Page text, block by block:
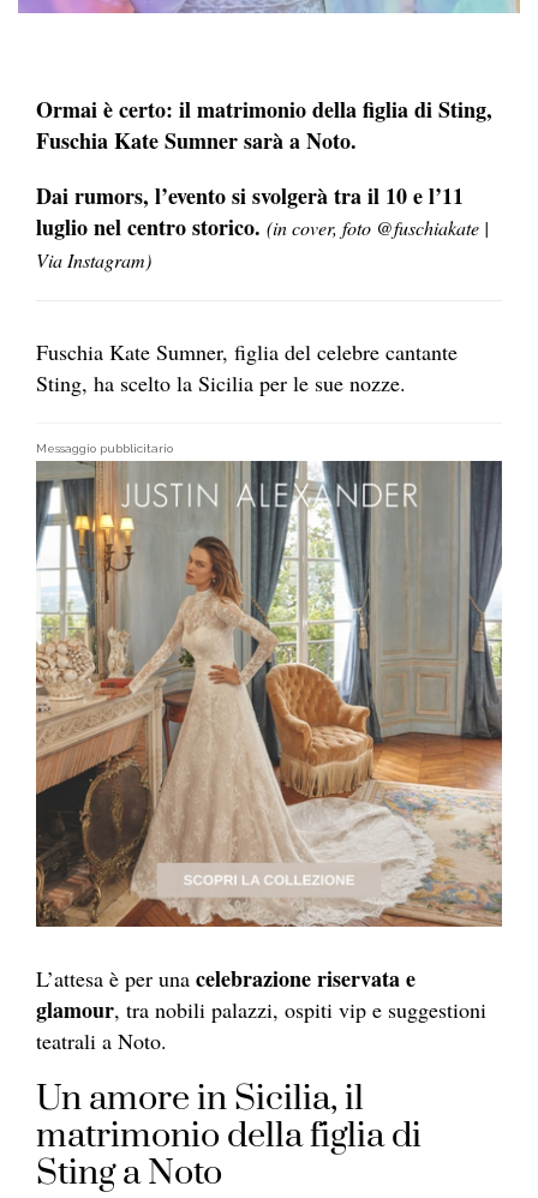
Ormai è certo: il matrimonio della figlia di Sting,
Fuschia Kate Sumner sarà a Noto.
Dai rumors, l’evento si svolgerà tra il 10 e l’11
luglio nel centro storico. (in cover, foto @fuschiakate |
Via Instagram)
Fuschia Kate Sumner, figlia del celebre cantante
Sting, ha scelto la Sicilia per le sue nozze.
Messaggio pubblicitario
L’attesa è per una celebrazione riservata e
glamour, tra nobili palazzi, ospiti vip e suggestioni
teatrali a Noto.
Un amore in Sicilia, il
matrimonio della figlia di
Sting a Noto